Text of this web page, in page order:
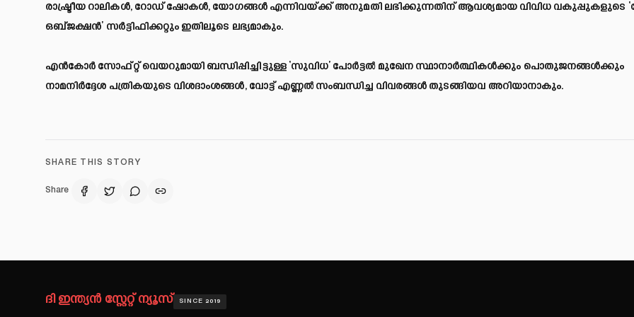
രാഷ്ട്രീയ റാലികള്‍, റോഡ് ഷോകള്‍, യോഗങ്ങള്‍ എന്നിവയ്ക്ക് അനുമതി ലഭിക്കുന്നതിന് ആവശ്യമായ വിവിധ വകുപ്പുകളുടെ
ഒബ്ജക്ഷന്‍’ സര്‍ട്ടിഫിക്കറ്റും ഇതിലൂടെ ലഭ്യമാകും.
എൻകോർ സോഫ്റ്റ് വെയറുമായി ബന്ധിപ്പിച്ചിട്ടുള്ള ‘സുവിധ’ പോര്‍ട്ടല്‍ മുഖേന സ്ഥാനാര്‍ത്ഥികള്‍ക്കും പൊതുജനങ്ങള്‍ക്കും
നാമനിര്‍ദ്ദേശ പത്രികയുടെ വിശദാംശങ്ങള്‍, വോട്ട് എണ്ണല്‍ സംബന്ധിച്ച വിവരങ്ങള്‍ തുടങ്ങിയവ അറിയാനാകും.
SHARE THIS STORY
Share
ദി ഇന്ത്യൻ സ്റ്റേറ്റ് ന്യൂസ് SINCE 2019